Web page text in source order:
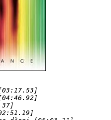
[03:17.53]